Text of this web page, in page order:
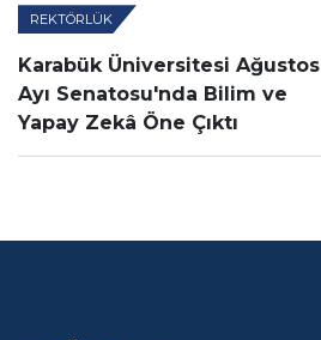
REKTÖRLÜK
Karabük Üniversitesi Ağustos
Ayı Senatosu'nda Bilim ve
Yapay Zekâ Öne Çıktı